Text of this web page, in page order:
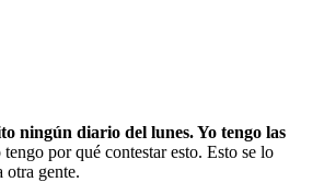
ningún diario del lunes. Yo tengo las
tengo por qué contestar esto. Esto se lo
otra gente.